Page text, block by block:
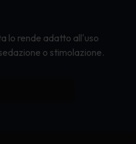
lo rende adatto all'uso
o stimolazione.